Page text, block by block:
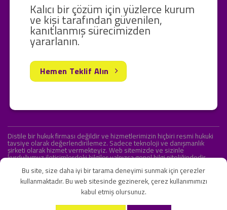
Kalıcı bir çözüm için yüzlerce kurum
ve kişi tarafından güvenilen,
kanıtlanmış sürecimizden
yararlanın.
Hemen Teklif Alın
Distile bir hukuk firması değildir ve hizmetlerimizin hiçbiri resmi hukuki
tavsiye olarak değerlendirilemez. Sadece teknoloji ve danışmanlık
şirketi olarak hizmet vermekteyiz. Web sitemizde ve sizinle
kurduğumuz iletişimlerdeki bilgiler yalnızca genel bilgi niteliğindedir.
KVKK ve Gizlilik Sözleşmesi S.S.S. İletişim
Bu site, size daha iyi bir tarama deneyimi sunmak için çerezler
kullanmaktadır. Bu web sitesinde gezinerek, çerez kullanımımızı
kabul etmiş olursunuz.